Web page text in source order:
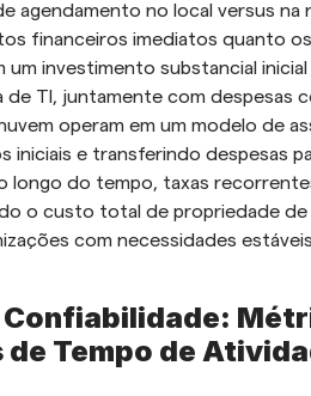
agendamento no local versus na
financeiros imediatos quanto
um investimento substancial
TI, juntamente com despesas
operam em um modelo de
iniciais e transferindo despesas
longo do tempo, taxas
o custo total de propriedade de
com necessidades
Confiabilidade:
Tempo de